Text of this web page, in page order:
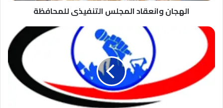
الهجان وانعقاد المجلس التنفيذى للمحافظة
فتح
باب
التحويل
الكليات
بجامعة